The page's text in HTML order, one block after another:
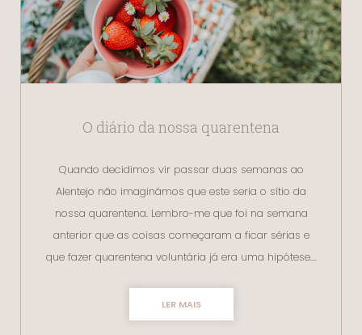
O diário da nossa quarentena
Quando decidimos vir passar duas semanas ao
Alentejo não imaginámos que este seria o sítio da
nossa quarentena. Lembro-me que foi na semana
anterior que as coisas começaram a ficar sérias e
que fazer quarentena voluntária já era uma hipótese….
LER MAIS